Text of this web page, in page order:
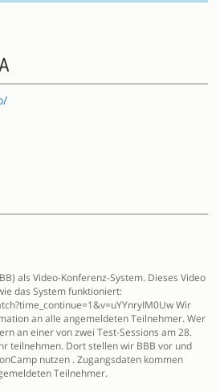
als Video-Konferenz-System. Dieses Video
das System funktioniert:
Wir
an alle angemeldeten Teilnehmer. Wer
an einer von zwei Test-Sessions am 28.
teilnehmen. Dort stellen wir BBB vor und
nutzen . Zugangsdaten kommen
Teilnehmer.